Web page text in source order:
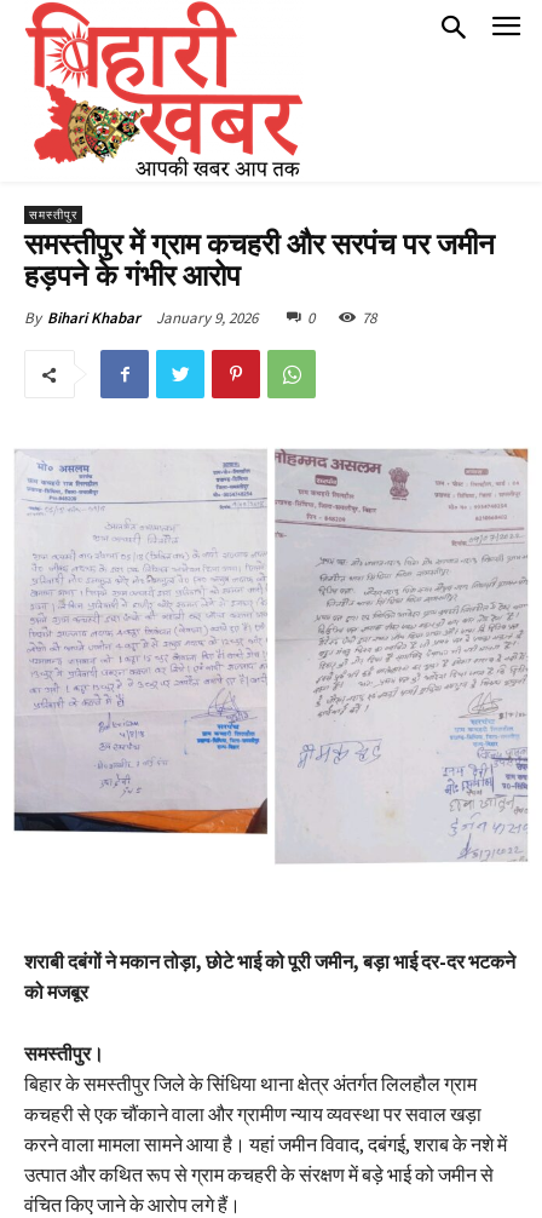
समस्तीपुर
समस्तीपुर में ग्राम कचहरी और सरपंच पर जमीन
हड़पने के गंभीर आरोप
By Bihari Khabar January 9, 2026 0 78
शराबी दबंगों ने मकान तोड़ा, छोटे भाई को पूरी जमीन, बड़ा भाई दर-दर भटकने
को मजबूर
समस्तीपुर।
बिहार के समस्तीपुर जिले के सिंधिया थाना क्षेत्र अंतर्गत लिलहौल ग्राम
कचहरी से एक चौंकाने वाला और ग्रामीण न्याय व्यवस्था पर सवाल खड़ा
करने वाला मामला सामने आया है। यहां जमीन विवाद, दबंगई, शराब के नशे में
उत्पात और कथित रूप से ग्राम कचहरी के संरक्षण में बड़े भाई को जमीन से
वंचित किए जाने के आरोप लगे हैं।